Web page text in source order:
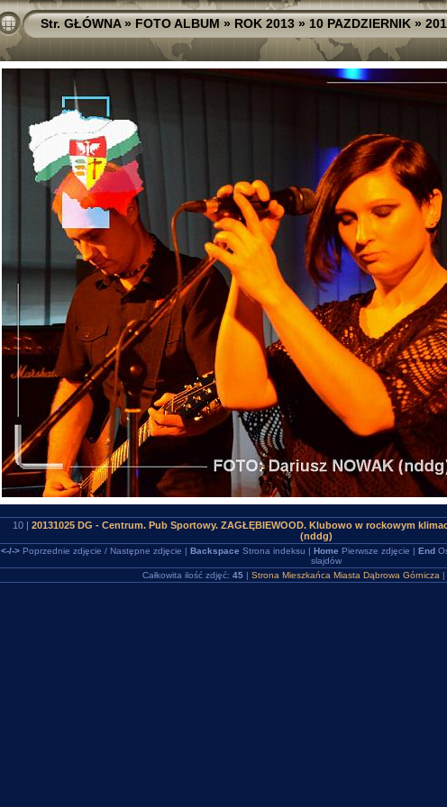
Str. GŁÓWNA»FOTO ALBUM»ROK 2013»10 PAZDZIERNIK»
10 | 20131025 DG - Centrum. Pub Sportowy. ZAGŁĘBIEWOOD. Klubowo w rockowym
(nddg)
<-/->Poprzednie zdjęcie / Następne zdjęcie | Backspace Strona indeksu | Home Pierwsze zdjęcie | End
slajdów
Całkowita ilość zdjęć: 45 | Strona Mieszkańca Miasta Dąbrowa Górnicza |